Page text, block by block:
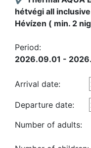
hétvégi all
Hévízen ( min. 2
Period:
2026.09.01 -
Arrival date:
Departure date:
Number of adults: